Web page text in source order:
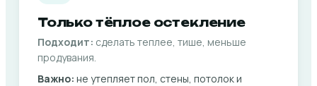
Только тёплое остекление
Подходит: сделать теплее, тише, меньше
продувания.
Важно: не утепляет пол, стены, потолок и